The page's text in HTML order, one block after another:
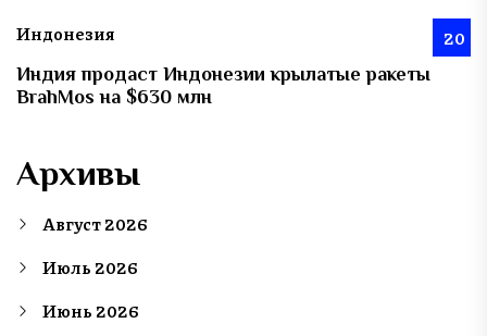
Индонезия 20
Индия продаст Индонезии крылатые ракеты
BrahMos на $630 млн
Архивы
Август 2026
Июль 2026
Июнь 2026